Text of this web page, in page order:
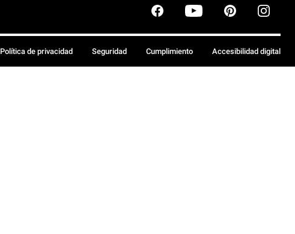
Política de privacidad Seguridad Cumplimiento Accesibilidad digital